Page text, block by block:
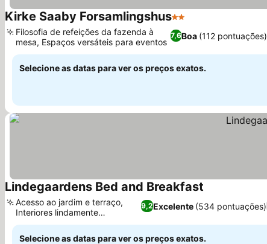
Kirke Saaby Forsamlingshus2 Estrelas
7,6Boa (112 pontuações)
Filosofia de refeições da fazenda à
mesa, Espaços versáteis para eventos
Selecione as datas para ver os preços exatos.
Lindegaardens Bed and Breakfast
9,2Excelente (534 pontuações)
Acesso ao jardim e terraço,
Interiores lindamente
projetados
Selecione as datas para ver os preços exatos.